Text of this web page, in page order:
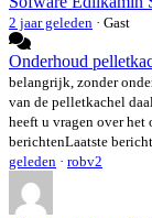
2 jaar geleden · Gast
Onderhoud
belangrijk, zonder
van de pelletkachel
heeft u vragen over het
berichtenLaatste
geleden · robv2